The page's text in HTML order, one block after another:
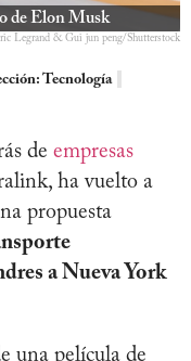
de Elon Musk
Legrand & Gui jun peng/Shutterstock
Tecnología
de empresas
ha vuelto a
propuesta
a Nueva York
una película de